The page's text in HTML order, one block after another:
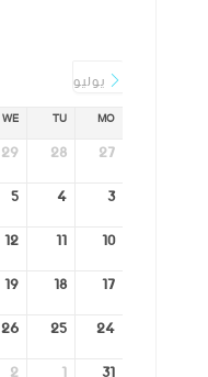
يوليو
MO
TU
WE
27
28
29
3
4
5
10
11
12
17
18
19
24
25
26